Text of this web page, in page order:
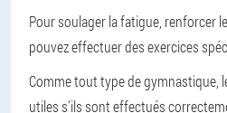
Pour soulager la fatigue, renforcer
pouvez effectuer des exercices
Comme tout type de gymnastique,
utiles s'ils sont effectués